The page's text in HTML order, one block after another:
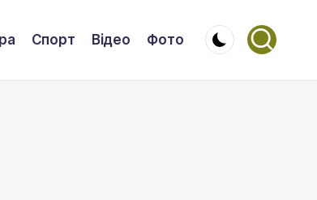
Спорт Відео Фото